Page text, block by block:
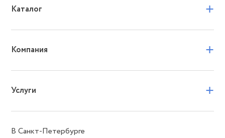
Каталог +
Компания +
Услуги +
В Санкт-Петербурге